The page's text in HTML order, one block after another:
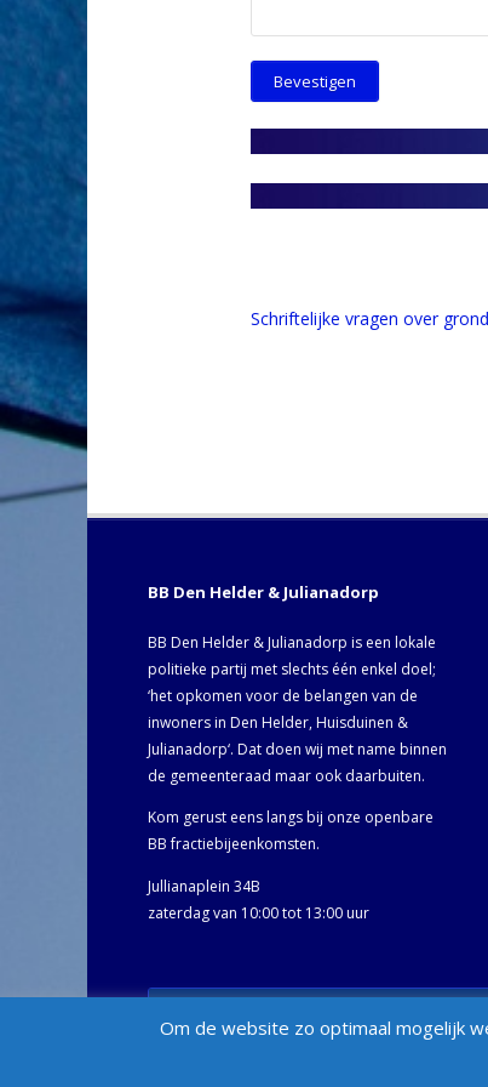
Schriftelijke vragen over
BB Den Helder & Julianadorp
BB Den Helder & Julianadorp is een lokale
politieke partij met slechts één enkel doel;
‘het opkomen voor de belangen van de
inwoners in Den Helder, Huisduinen &
Julianadorp‘. Dat doen wij met name binnen
de gemeenteraad maar ook daarbuiten.
Kom gerust eens langs bij onze openbare
BB fractiebijeenkomsten.
Jullianaplein 34B
zaterdag van 10:00 tot 13:00 uur
© BB Den Helder & Julianadorp 2002- 2025 -
Om de website zo optimaal mogelijk